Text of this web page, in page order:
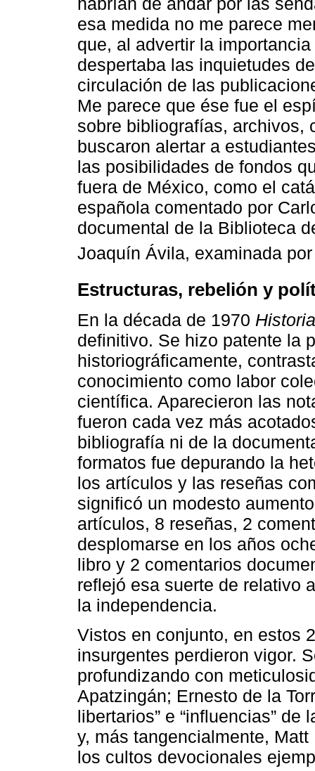
esa medida no me parece
que, al advertir la
despertaba las inquietudes
circulación de las
Me parece que ése fue el
sobre bibliografías, archivos,
buscaron alertar a
las posibilidades de fondos
fuera de México, como el
española comentado por
documental de la Biblioteca
Joaquín Ávila, examinada
Estructuras, rebelión y
En la década de 1970
definitivo. Se hizo patente la
historiográficamente,
conocimiento como labor
científica. Aparecieron las
fueron cada vez más
bibliografía ni de la
formatos fue depurando la
los artículos y las reseñas
significó un modesto
artículos, 8 reseñas, 2
desplomarse en los años
libro y 2 comentarios
reflejó esa suerte de relativo
la independencia.
Vistos en conjunto, en estos
insurgentes perdieron vigor.
profundizando con
Apatzingán; Ernesto de la
libertarios” e “influencias”
y, más tangencialmente,
los cultos devocionales